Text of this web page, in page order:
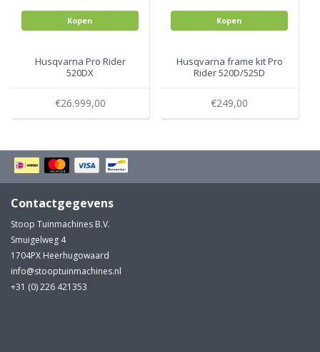
Kopen
Husqvarna Pro Rider
520DX
€26.999,00
Kopen
Husqvarna frame kit Pro
Rider 520D/525D
€249,00
Contactgegevens
Stoop Tuinmachines B.V.
Smuigelweg 4
1704PX Heerhugowaard
info@stooptuinmachines.nl
+31 (0) 226 421353